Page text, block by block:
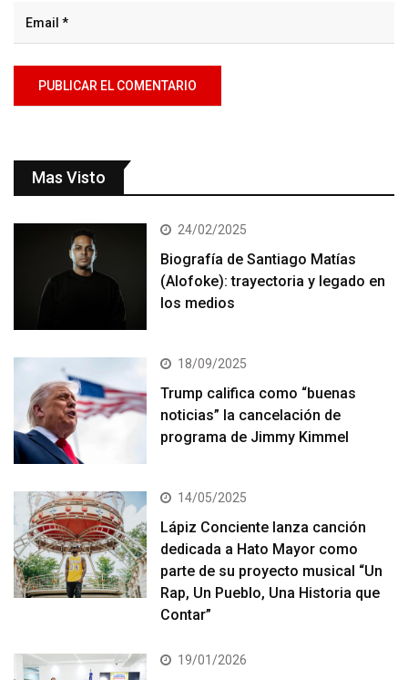
Mas Visto
24/02/2025
Biografía de Santiago Matías
(Alofoke): trayectoria y legado en
los medios
18/09/2025
Trump califica como “buenas
noticias” la cancelación de
programa de Jimmy Kimmel
14/05/2025
Lápiz Conciente lanza canción
dedicada a Hato Mayor como
parte de su proyecto musical “Un
Rap, Un Pueblo, Una Historia que
Contar”
19/01/2026